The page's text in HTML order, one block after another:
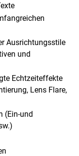
Ausrichtungsstile
und
Echtzeiteffekte
Lens Flare,
(Ein-und